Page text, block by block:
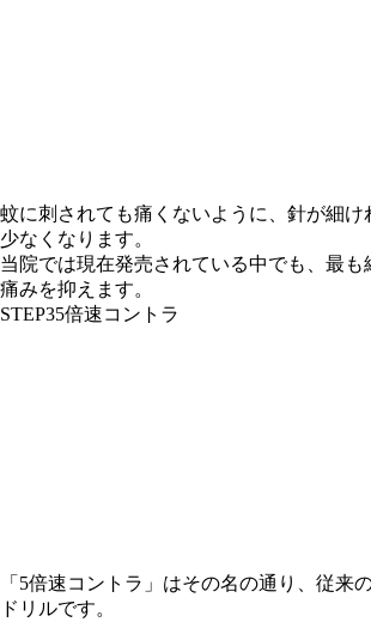
蚊に刺されても痛くないように、針が細け
少なくなります。
当院では現在発売されている中でも、最
痛みを抑えます。
STEP35倍速コントラ
「5倍速コントラ」はその名の通り、従来
ドリルです。